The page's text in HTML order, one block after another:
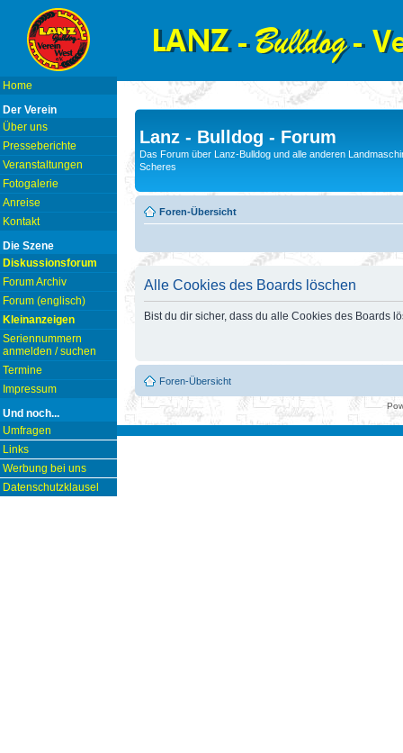
Home
Der Verein
Über uns
Presseberichte
Veranstaltungen
Fotogalerie
Anreise
Kontakt
Die Szene
Diskussionsforum
Forum Archiv
Forum (englisch)
Kleinanzeigen
Seriennummern
anmelden / suchen
Termine
Impressum
Und noch...
Umfragen
Links
Werbung bei uns
Datenschutzklausel
Lanz - Bulldog - Forum
Das Forum über Lanz-Bulldog und alle anderen
Scheres
Foren-Übersicht
Alle Cookies des Boards löschen
Bist du dir sicher, dass du alle Cookies des Boards
Foren-Übersicht